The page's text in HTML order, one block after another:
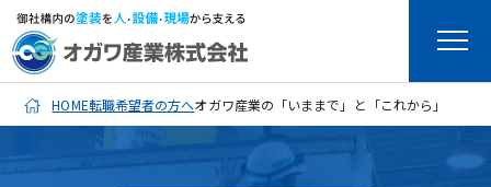
HOME転職希望者の方へオガワ産業の「いままで」と「これから」